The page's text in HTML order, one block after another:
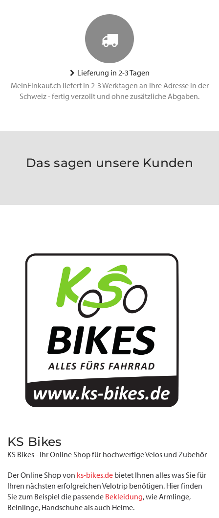
Lieferung in 2-3 Tagen
MeinEinkauf.ch liefert in 2-3 Werktagen an Ihre Adresse in der
Schweiz - fertig verzollt und ohne zusätzliche Abgaben.
Das sagen unsere Kunden
KS Bikes
KS Bikes - Ihr Online Shop für hochwertige Velos und Zubehör
Der Online Shop von ks-bikes.de bietet Ihnen alles was Sie für
Ihren nächsten erfolgreichen Velotrip benötigen. Hier finden
Sie zum Beispiel die passende Bekleidung, wie Armlinge,
Beinlinge, Handschuhe als auch Helme.